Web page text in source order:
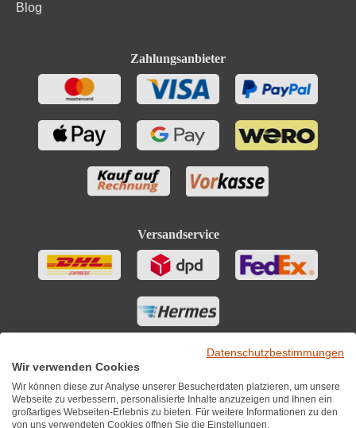
Blog
Zahlungsanbieter
Versandservice
Datenschutzbestimmungen
Wir verwenden Cookies
Wir können diese zur Analyse unserer Besucherdaten platzieren, um unsere
Webseite zu verbessern, personalisierte Inhalte anzuzeigen und Ihnen ein
großartiges Webseiten-Erlebnis zu bieten. Für weitere Informationen zu den
von uns verwendeten Cookies öffnen Sie die Einstellungen.